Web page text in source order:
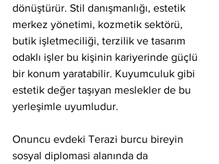
dönüştürür. Stil danışmanlığı, estetik
merkez yönetimi, kozmetik sektörü,
butik işletmeciliği, terzilik ve tasarım
odaklı işler bu kişinin kariyerinde güçlü
bir konum yaratabilir. Kuyumculuk gibi
estetik değer taşıyan meslekler de bu
yerleşimle uyumludur.
Onuncu evdeki Terazi burcu bireyin
sosyal diplomasi alanında da